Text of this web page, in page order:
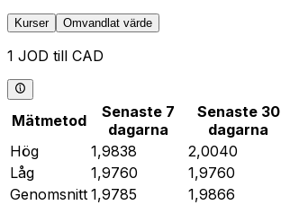
Kurser Omvandlat värde
1 JOD till CAD
Mätmetod
Senaste 7
dagarna
Senaste 30
dagarna
Hög
1,9838 2,0040
Låg
1,9760 1,9760
Genomsnitt 1,9785 1,9866